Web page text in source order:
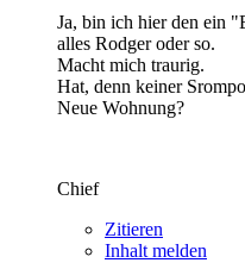
Ja, bin ich hier den ein
alles Rodger oder so.
Macht mich traurig.
Hat, denn keiner
Neue Wohnung?
Chief
Zitieren
Inhalt melden